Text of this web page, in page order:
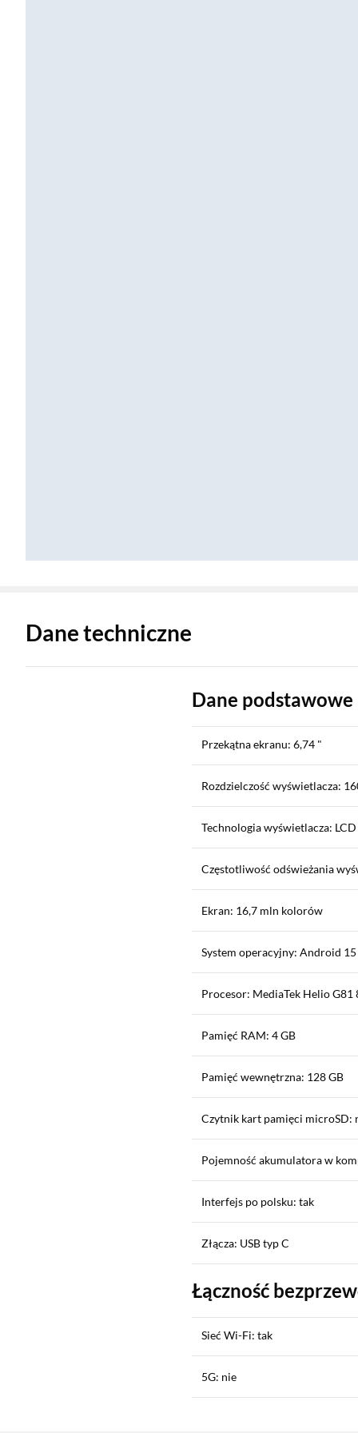
Dane techniczne
Dane podstawowe
Przekątna ekranu: 6,74 "
Rozdzielczość wyświetlacza:
Technologia wyświetlacza: LCD
Częstotliwość odświeżania
Ekran: 16,7 mln kolorów
System operacyjny: Android 15
Procesor: MediaTek Helio
Pamięć RAM: 4 GB
Pamięć wewnętrzna: 128 GB
Czytnik kart pamięci microSD:
Pojemność akumulatora w
Interfejs po polsku: tak
Złącza: USB typ C
Łączność
Sieć Wi-Fi: tak
5G: nie